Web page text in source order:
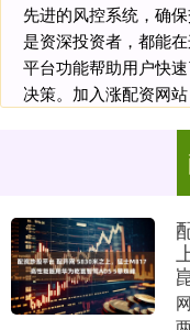
先进的风控系统，确
是资深投资者，都能
平台功能帮助用户快
决策。加入涨配资网